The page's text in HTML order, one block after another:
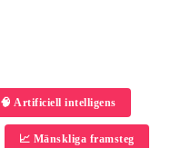
🧠 Artificiell intelligens
📈 Mänskliga framsteg